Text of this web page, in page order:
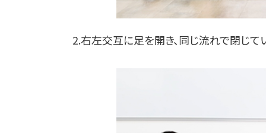
2.右左交互に足を開き、同じ流れで閉じて